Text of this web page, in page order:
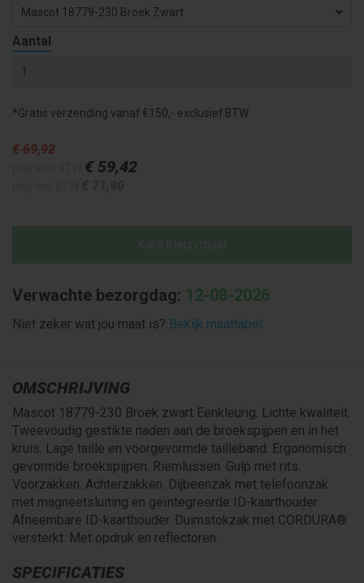
Mascot 18779-230 Broek Zwart
Aantal
*Gratis verzending vanaf €150,- exclusief BTW
€ 69,92
€ 59,42
Verwachte bezorgdag: 12-08-2026
Niet zeker wat jou maat is? Bekijk maattabel
OMSCHRIJVING
Mascot 18779-230 Broek zwart Eenkleurig. Lichte kwaliteit.
Tweevoudig gestikte naden aan de broekspijpen en in het
kruis. Lage taille en voorgevormde tailleband. Ergonomisch
gevormde broekspijpen. Riemlussen. Gulp met rits.
Voorzakken. Achterzakken. Dijbeenzak met telefoonzak
met magneetsluiting en geïntegreerde ID-kaarthouder.
Afneembare ID-kaarthouder. Duimstokzak met CORDURA®
versterkt. Met opdruk en reflectoren.
SPECIFICATIES